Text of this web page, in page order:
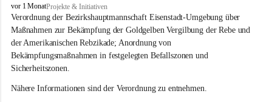
O
s
l
i
p
vor 1 MonatProjekte & Initiativen
Verordnung der Bezirkshauptmannschaft Eisenstadt-Umgebung über
Maßnahmen zur Bekämpfung der Goldgelben Vergilbung der Rebe und
der Amerikanischen Rebzikade; Anordnung von
Bekämpfungsmaßnahmen in festgelegten Befallszonen und
Sicherheitszonen.
Nähere Informationen sind der Verordnung zu entnehmen.